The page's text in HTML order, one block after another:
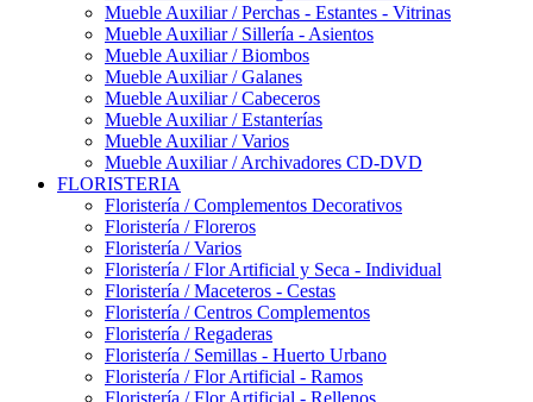
Mueble Auxiliar / Perchas - Estantes - Vitrinas
Mueble Auxiliar / Sillería - Asientos
Mueble Auxiliar / Biombos
Mueble Auxiliar / Galanes
Mueble Auxiliar / Cabeceros
Mueble Auxiliar / Estanterías
Mueble Auxiliar / Varios
Mueble Auxiliar / Archivadores CD-DVD
FLORISTERIA
Floristería / Complementos Decorativos
Floristería / Floreros
Floristería / Varios
Floristería / Flor Artificial y Seca - Individual
Floristería / Maceteros - Cestas
Floristería / Centros Complementos
Floristería / Regaderas
Floristería / Semillas - Huerto Urbano
Floristería / Flor Artificial - Ramos
Floristería / Flor Artificial - Rellenos